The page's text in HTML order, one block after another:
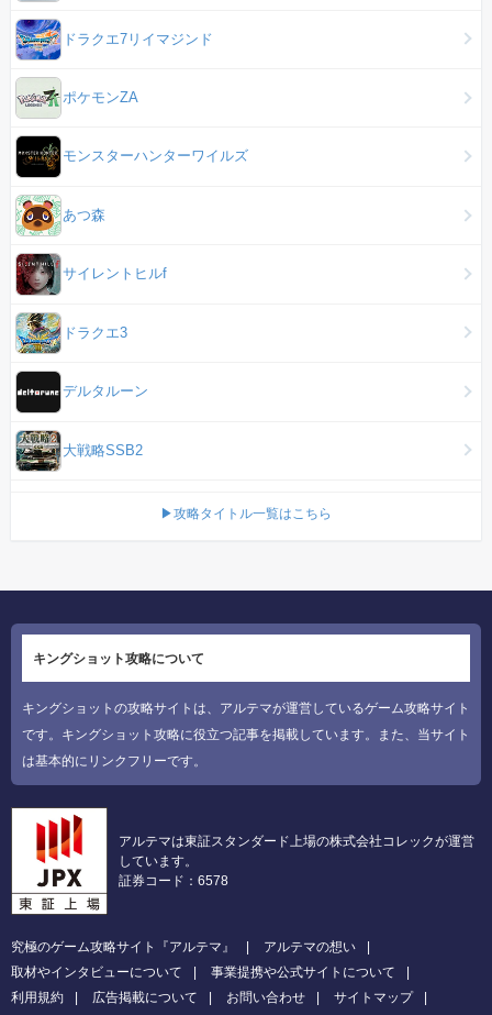
ドラクエ7リイマジンド
ポケモンZA
モンスターハンターワイルズ
あつ森
サイレントヒルf
ドラクエ3
デルタルーン
大戦略SSB2
▶攻略タイトル一覧はこちら
キングショット攻略について
キングショットの攻略サイトは、アルテマが運営しているゲーム攻略サイト
です。キングショット攻略に役立つ記事を掲載しています。また、当サイト
は基本的にリンクフリーです。
アルテマは東証スタンダード上場の株式会社コレックが運営
しています。
証券コード：6578
究極のゲーム攻略サイト『アルテマ』
アルテマの想い
取材やインタビューについて
事業提携や公式サイトについて
利用規約
広告掲載について お問い合わせ
サイトマップ